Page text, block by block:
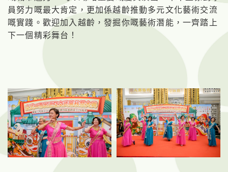
員努力嘅最大肯定，更加係越齡推動多元文化藝術交流
嘅實踐。歡迎加入越齡，發掘你嘅藝術潛能，一齊踏上
下一個精彩舞台！